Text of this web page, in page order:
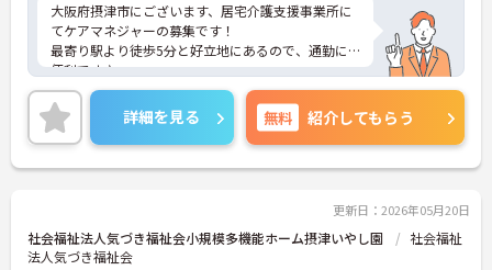
大阪府摂津市にございます、居宅介護支援事業所に
てケアマネジャーの募集です！
最寄り駅より徒歩5分と好立地にあるので、通勤に
便利です♪
年間休日も113日としっかりお休みも取得出来るの
で、ワークライフバランスを大切にしたい方にオス
スメです♪
ご興味のある方は、マイナビ介護職までお問い合わ
せください。
詳細を見る 無料 紹介してもらう
更新日：2026年05月20日
社会福祉法人気づき福祉会小規模多機能ホーム摂津いやし園
社会福祉
法人気づき福祉会